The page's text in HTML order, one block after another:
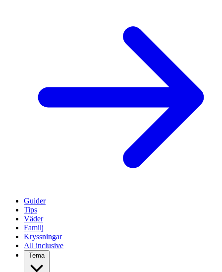
Guider
Tips
Väder
Familj
Kryssningar
All inclusive
Tema